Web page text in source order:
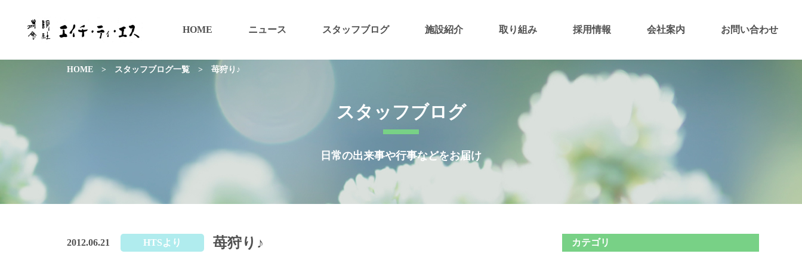
HOME ニュース スタッフブログ 施設紹介 取り組み 採用情報 会社案内 お問い合わせ
スタッフブログ
日常の出来事や行事などをお届け
HOME > スタッフブログ一覧 > 苺狩り♪
2012.06.21 HTSより 苺狩り♪ カテゴリ